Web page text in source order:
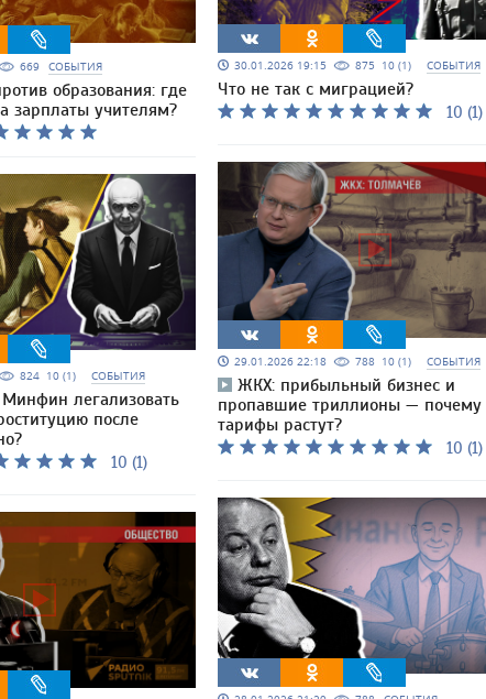
669 СОБЫТИЯ
образования: где
зарплаты учителям?
824 10 (1) СОБЫТИЯ
легализовать
после
10 (1)
30.01.2026 19:15 875 10 (1) СОБЫТИЯ
Что не так с миграцией?
10 (1)
29.01.2026 22:18 788 10 (1) СОБЫТИЯ
ЖКХ: прибыльный бизнес и
пропавшие триллионы — почему
тарифы растут?
10 (1)